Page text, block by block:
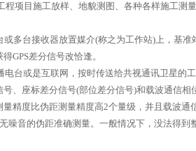
项目施工放样、地貌测图、各种各样施工测
多台接收器放置媒介(称之为工作站)上，基
GPS差分信号改恰逢。
台或是互联网，按时传送给共视通讯卫星的
、座标差分信号(部位差分信号)和载波通信
精度比伪距测量精度高2个量级，并且载波
噪音的伪距准确测量。一般情况下，没法得